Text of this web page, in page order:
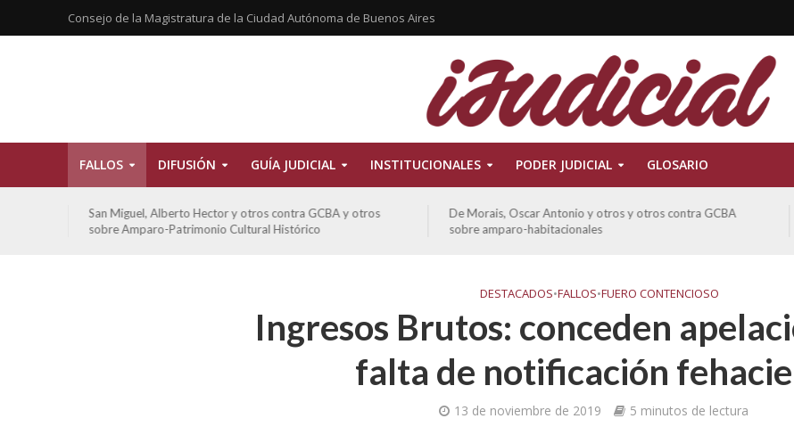
Consejo de la Magistratura de la Ciudad Autónoma de Buenos Aires
FALLOS DIFUSIÓN GUÍA JUDICIAL INSTITUCIONALES PODER JUDICIAL GLOSARIO
San Miguel, Alberto Hector y otros contra GCBA y otros
sobre Amparo-Patrimonio Cultural Histórico
De Morais, Oscar Antonio y otros y otros contra GCBA
sobre amparo-habitacionales
DESTACADOS•FALLOS•FUERO CONTENCIOSO
Ingresos Brutos: conceden
falta de notificación
13 de noviembre de 2019 5 minutos de lectura